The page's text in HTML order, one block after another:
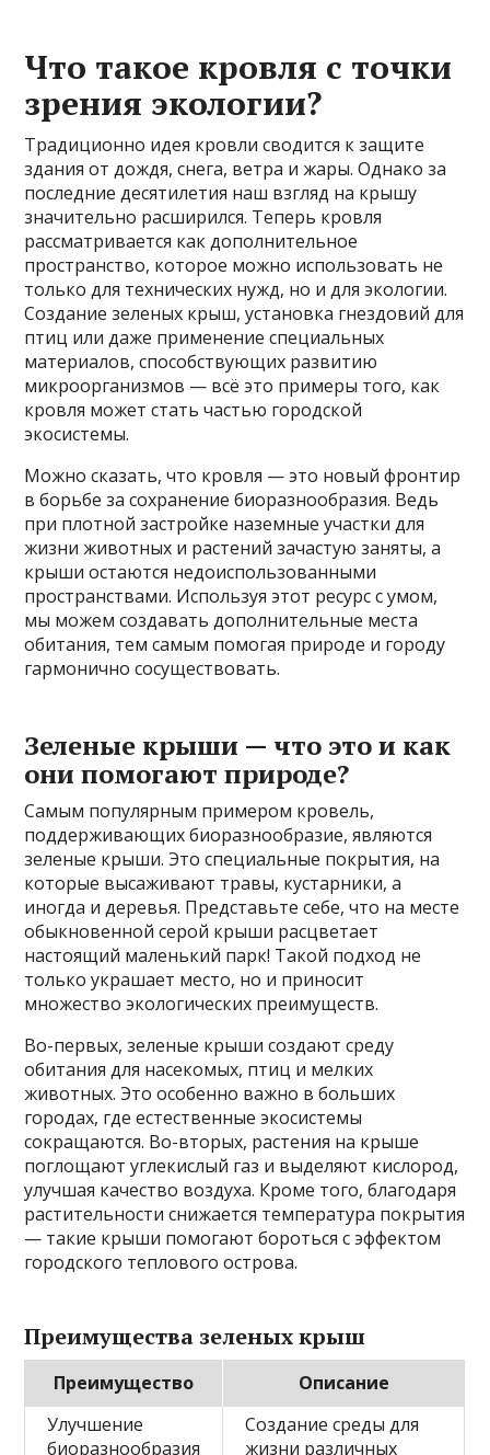
Что такое кровля с точки
зрения экологии?
Традиционно идея кровли сводится к защите
здания от дождя, снега, ветра и жары. Однако за
последние десятилетия наш взгляд на крышу
значительно расширился. Теперь кровля
рассматривается как дополнительное
пространство, которое можно использовать не
только для технических нужд, но и для экологии.
Создание зеленых крыш, установка гнездовий для
птиц или даже применение специальных
материалов, способствующих развитию
микроорганизмов — всё это примеры того, как
кровля может стать частью городской
экосистемы.
Можно сказать, что кровля — это новый фронтир
в борьбе за сохранение биоразнообразия. Ведь
при плотной застройке наземные участки для
жизни животных и растений зачастую заняты, а
крыши остаются недоиспользованными
пространствами. Используя этот ресурс с умом,
мы можем создавать дополнительные места
обитания, тем самым помогая природе и городу
гармонично сосуществовать.
Зеленые крыши — что это и как
они помогают природе?
Самым популярным примером кровель,
поддерживающих биоразнообразие, являются
зеленые крыши. Это специальные покрытия, на
которые высаживают травы, кустарники, а
иногда и деревья. Представьте себе, что на месте
обыкновенной серой крыши расцветает
настоящий маленький парк! Такой подход не
только украшает место, но и приносит
множество экологических преимуществ.
Во-первых, зеленые крыши создают среду
обитания для насекомых, птиц и мелких
животных. Это особенно важно в больших
городах, где естественные экосистемы
сокращаются. Во-вторых, растения на крыше
поглощают углекислый газ и выделяют кислород,
улучшая качество воздуха. Кроме того, благодаря
растительности снижается температура покрытия
— такие крыши помогают бороться с эффектом
городского теплового острова.
Преимущества зеленых крыш
Преимущество
Описание
Улучшение
биоразнообразия
Создание среды для
жизни различных